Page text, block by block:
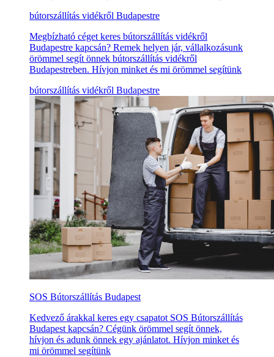
bútorszállítás vidékről Budapestre
Megbízható céget keres bútorszállítás vidékről
Budapestre kapcsán? Remek helyen jár, vállalkozásunk
örömmel segít önnek bútorszállítás vidékről
Budapestreben. Hívjon minket és mi örömmel segítünk
bútorszállítás vidékről Budapestre
SOS Bútorszállítás Budapest
Kedvező árakkal keres egy csapatot SOS Bútorszállítás
Budapest kapcsán? Cégünk örömmel segít önnek,
hívjon és adunk önnek egy ajánlatot. Hívjon minket és
mi örömmel segítünk